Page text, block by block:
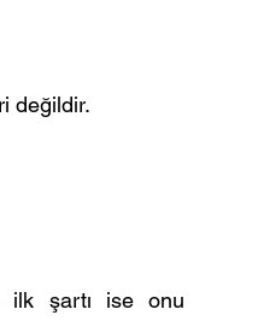
değildir.
ilk şartı ise onu